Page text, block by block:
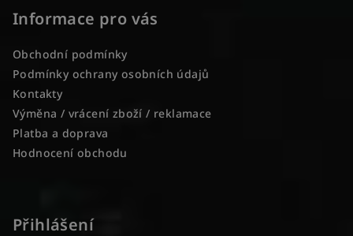
Informace pro vás
Obchodní podmínky
Podmínky ochrany osobních údajů
Kontakty
Výměna / vrácení zboží / reklamace
Platba a doprava
Hodnocení obchodu
Přihlášení